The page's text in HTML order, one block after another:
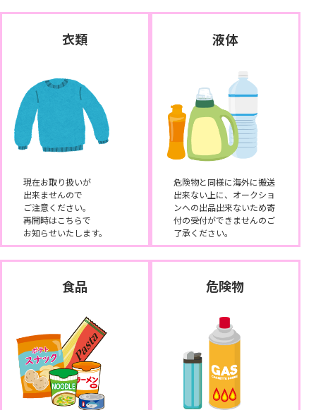
衣類
現在お取り扱いが
出来ませんので
ご注意ください。
再開時はこちらで
お知らせいたします。
液体
危険物と同様に海外に搬送
出来ない上に、オークショ
ンへの出品出来ないため寄
付の受付ができませんのご
了承ください。
食品 危険物